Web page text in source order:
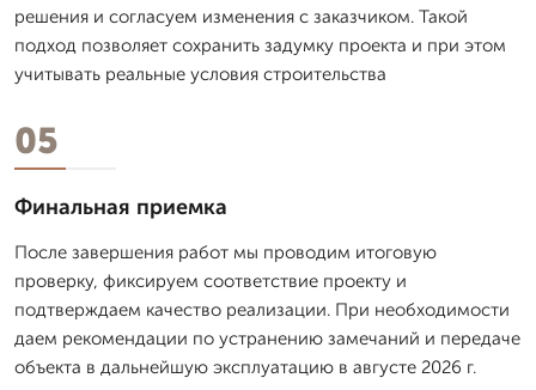
решения и согласуем изменения с заказчиком. Такой
подход позволяет сохранить задумку проекта и при этом
учитывать реальные условия строительства
05
Финальная приемка
После завершения работ мы проводим итоговую
проверку, фиксируем соответствие проекту и
подтверждаем качество реализации. При необходимости
даем рекомендации по устранению замечаний и передаче
объекта в дальнейшую эксплуатацию в августе 2026 г.